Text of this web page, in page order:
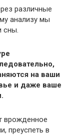
различные
анализу мы
сны.
на ваши
и даже ваше
врожденное
преуспеть в